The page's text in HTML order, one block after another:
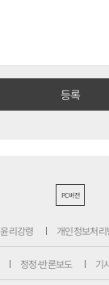
PC버전
윤리강령 개인정보처
정정·반론보도 기